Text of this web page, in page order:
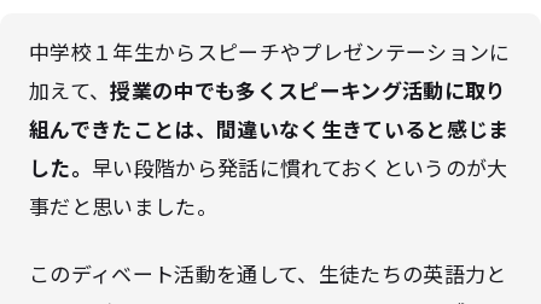
中学校１年生からスピーチやプレゼンテーションに
加えて、授業の中でも多くスピーキング活動に取り
組んできたことは、間違いなく生きていると感じま
した。 早い段階から発話に慣れておくというのが大
事だと思いました。
このディベート活動を通して、生徒たちの英語力と